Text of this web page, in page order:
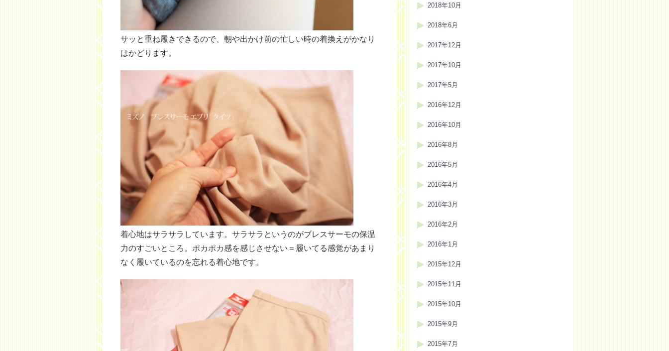
サッと重ね履きできるので、朝や出かけ前の忙しい時の着換えがかなり
はかどります。
着心地はサラサラしています。サラサラというのがブレスサーモの保温
力のすごいところ。ポカポカ感を感じさせない＝履いてる感覚があまり
なく履いているのを忘れる着心地です。
2018年10月
2018年6月
2017年12月
2017年10月
2017年5月
2016年12月
2016年10月
2016年8月
2016年5月
2016年4月
2016年3月
2016年2月
2016年1月
2015年12月
2015年11月
2015年10月
2015年9月
2015年7月